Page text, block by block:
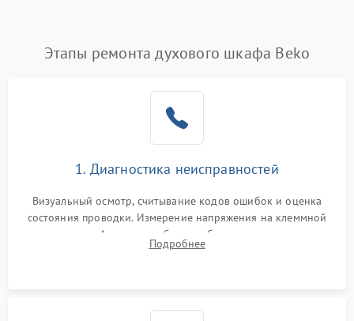
Этапы ремонта духового шкафа Beko
1. Диагностика неисправностей
Визуальный осмотр, считывание кодов ошибок и оценка
состояния проводки. Измерение напряжения на клеммной
колодке. Анализ жалоб на проблемы с нагревом,
конвекцией, панелью управления или блокировкой дверцы.
Подробнее